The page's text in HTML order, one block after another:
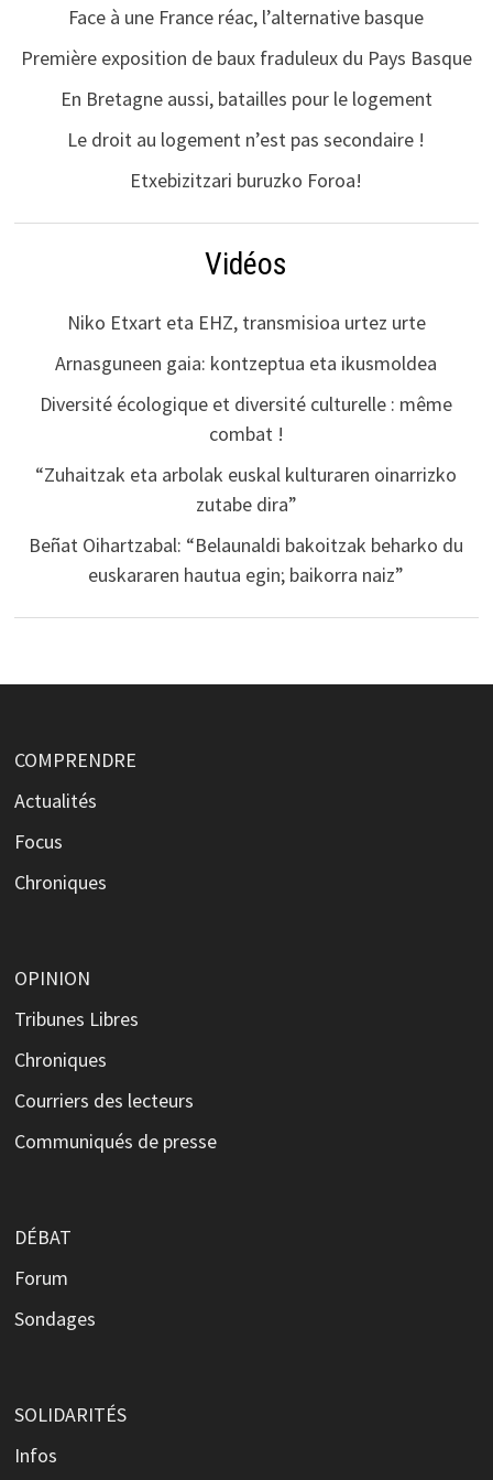
Face à une France réac, l’alternative basque
Première exposition de baux fraduleux du Pays Basque
En Bretagne aussi, batailles pour le logement
Le droit au logement n’est pas secondaire !
Etxebizitzari buruzko Foroa!
Vidéos
Niko Etxart eta EHZ, transmisioa urtez urte
Arnasguneen gaia: kontzeptua eta ikusmoldea
Diversité écologique et diversité culturelle : même
combat !
“Zuhaitzak eta arbolak euskal kulturaren oinarrizko
zutabe dira”
Beñat Oihartzabal: “Belaunaldi bakoitzak beharko du
euskararen hautua egin; baikorra naiz”
COMPRENDRE
Actualités
Focus
Chroniques
OPINION
Tribunes Libres
Chroniques
Courriers des lecteurs
Communiqués de presse
DÉBAT
Forum
Sondages
SOLIDARITÉS
Infos